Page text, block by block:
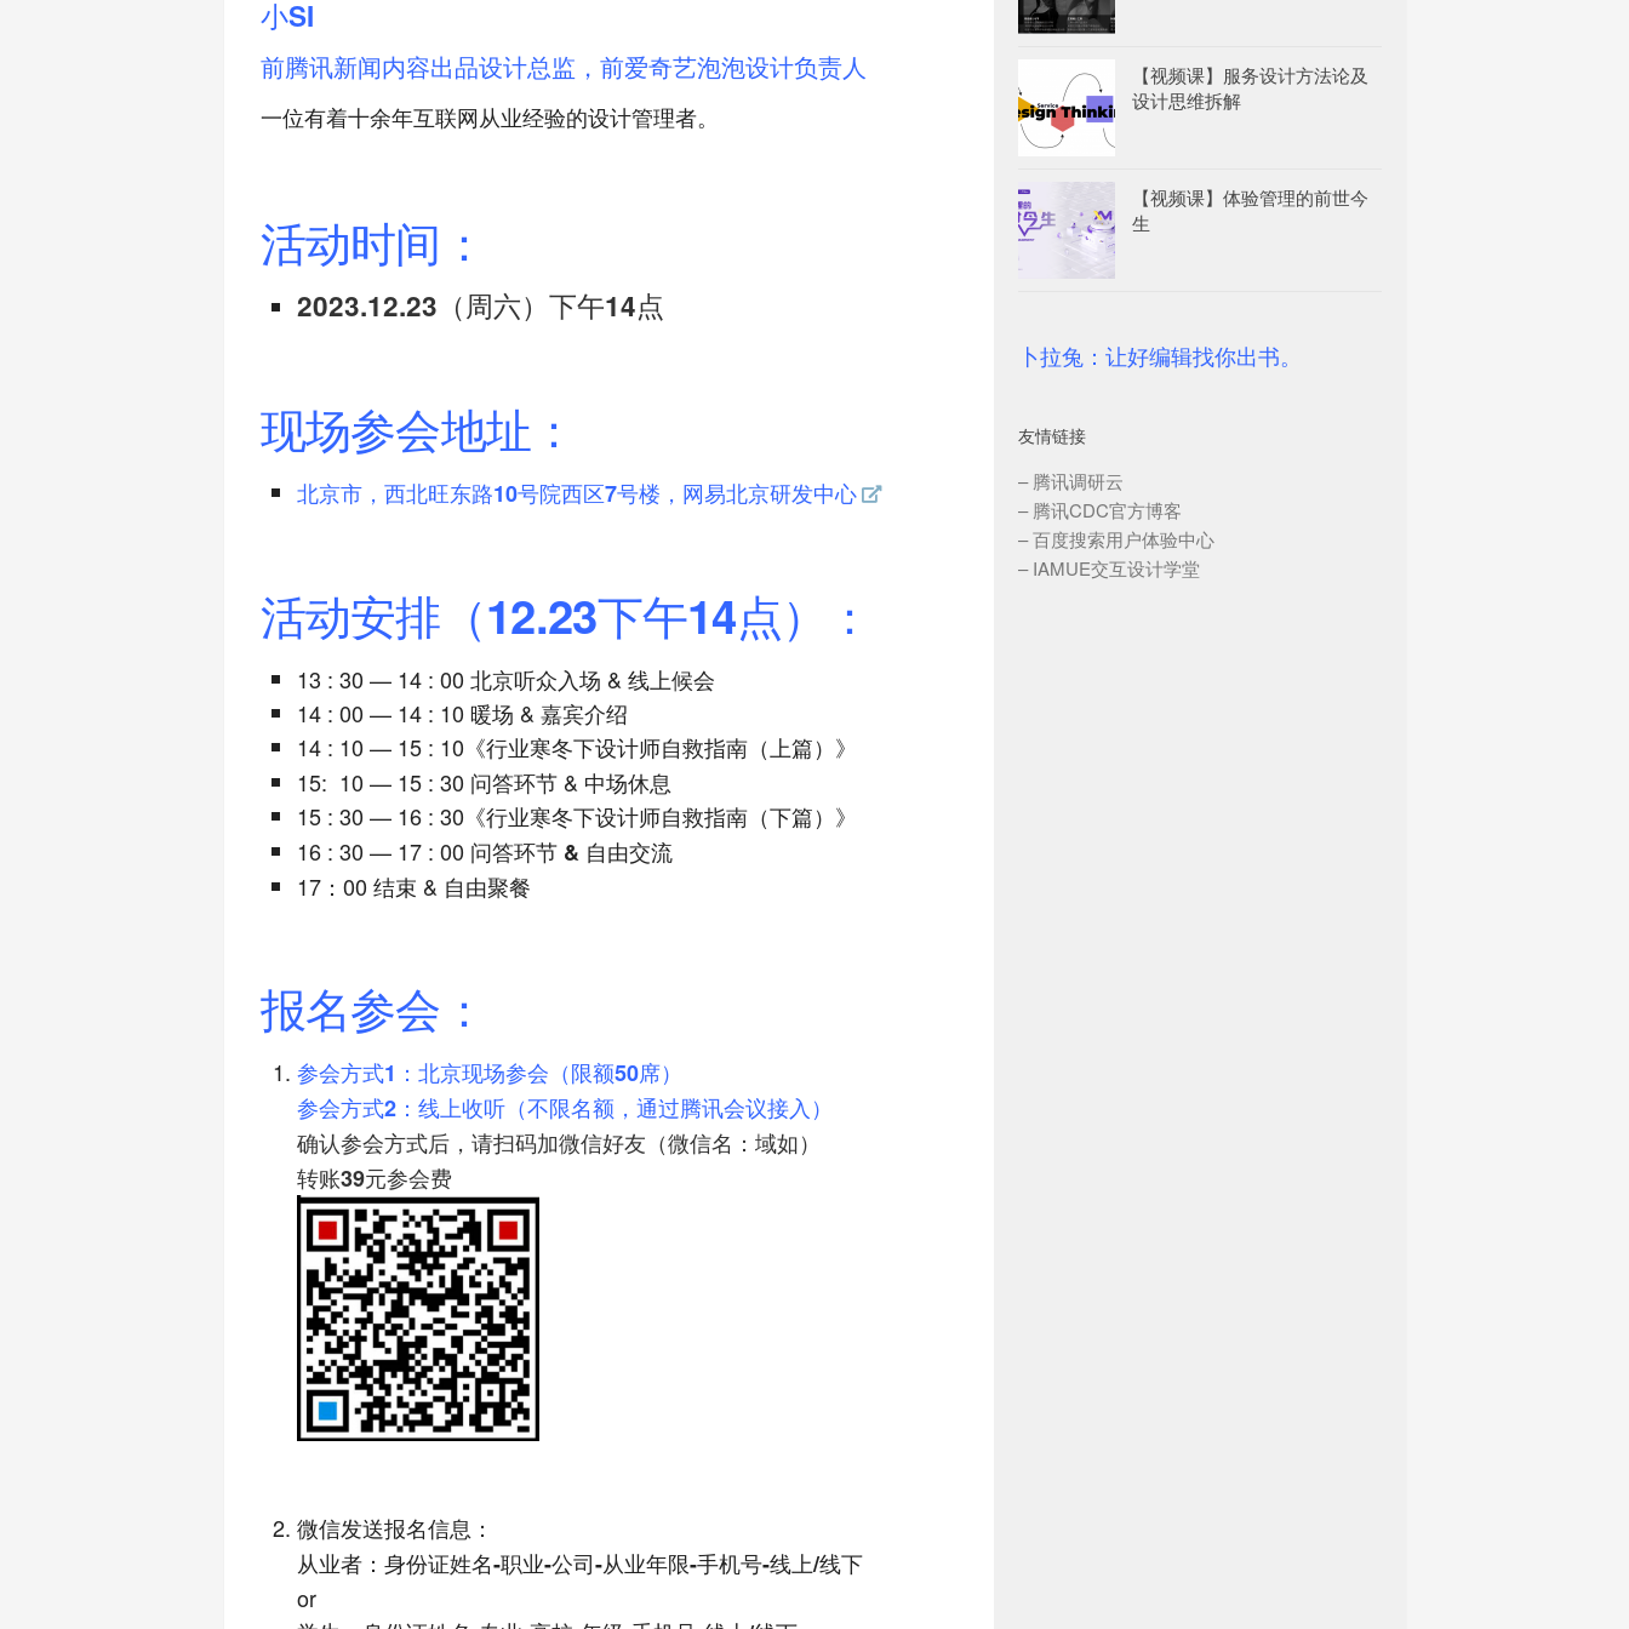
小SI
前腾讯新闻内容出品设计总监，前爱奇艺泡泡设计负责人
一位有着十余年互联网从业经验的设计管理者。
活动时间：
2023.12.23（周六）下午14点
现场参会地址：
北京市，西北旺东路10号院西区7号楼，网易北京研发中心
活动安排（12.23下午14点）：
13 : 30 — 14 : 00 北京听众入场 & 线上候会
14 : 00 — 14 : 10 暖场 & 嘉宾介绍
14 : 10 — 15 : 10 《行业寒冬下设计师自救指南（上篇）》
15: 10 — 15 : 30 问答环节 & 中场休息
15 : 30 — 16 : 30 《行业寒冬下设计师自救指南（下篇）》
16 : 30 — 17 : 00 问答环节 & 自由交流
17：00 结束 & 自由聚餐
报名参会 ：
参会方式1：北京现场参会（限额50席）
参会方式2：线上收听（不限名额，通过腾讯会议接入）
确认参会方式后，请扫码加微信好友（微信名：域如）
转账39元参会费
微信发送报名信息：
从业者： 身份证姓名-职业-公司-从业年限-手机号-线上/线下
or
【视频课】服务设计方法论及
设计思维拆解
【视频课】体验管理的前世今
生
卜拉兔：让好编辑找你出书。
友情链接
–腾讯调研云
–腾讯CDC官方博客
–百度搜索用户体验中心
–IAMUE交互设计学堂